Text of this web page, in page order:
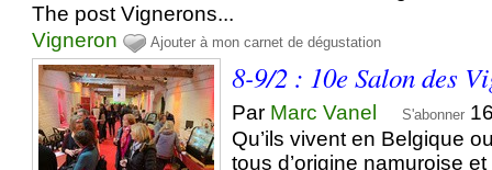
The post Vignerons...
Vigneron
Ajouter à mon carnet de dégustation
8-9/2 : 10e Salon des
Par Marc Vanel S'abonner
Qu’ils vivent en Belgique
tous d’origine namuroise